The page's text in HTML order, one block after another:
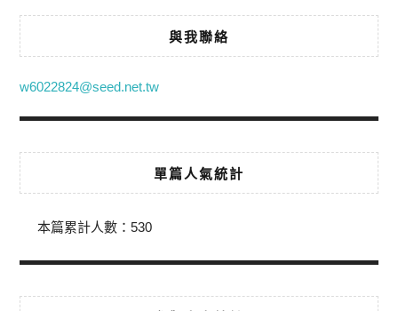
與我聯絡
w6022824@seed.net.tw
單篇人氣統計
本篇累計人數：530